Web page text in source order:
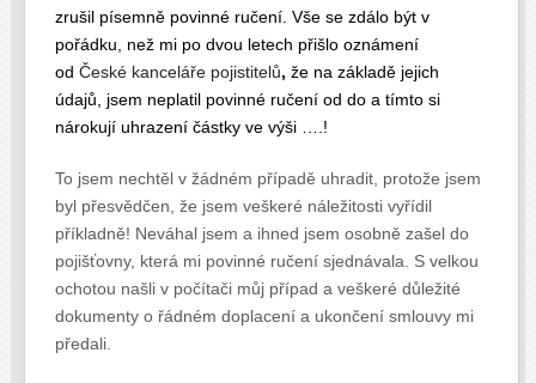
zrušil písemně povinné ručení. Vše se zdálo být v
pořádku, než mi po dvou letech přišlo oznámení
od České kanceláře pojistitelů, že na základě jejich
údajů, jsem neplatil povinné ručení od do a tímto si
nárokují uhrazení částky ve výši ….!
To jsem nechtěl v žádném případě uhradit, protože jsem
byl přesvědčen, že jsem veškeré náležitosti vyřídil
příkladně! Neváhal jsem a ihned jsem osobně zašel do
pojišťovny, která mi povinné ručení sjednávala. S velkou
ochotou našli v počítači můj případ a veškeré důležité
dokumenty o řádném doplacení a ukončení smlouvy mi
předali.